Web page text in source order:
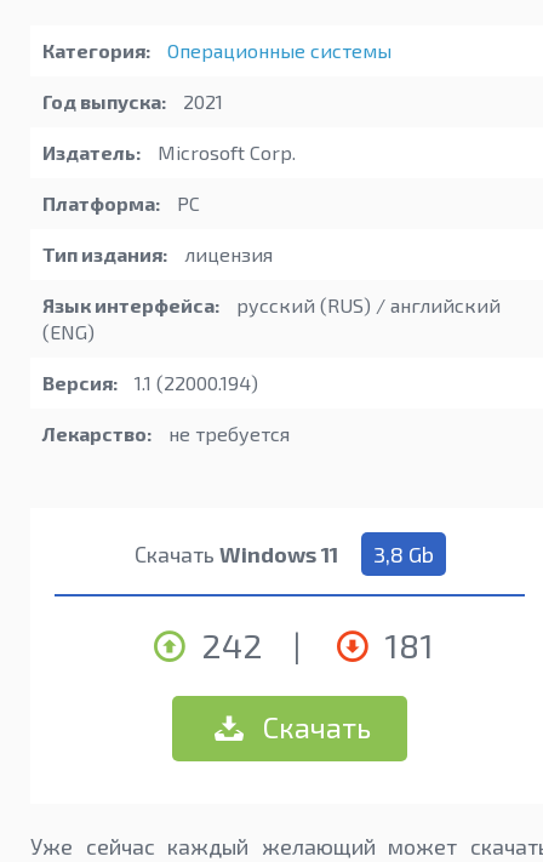
Категория: Операционные системы
Год выпуска: 2021
Издатель: Microsoft Corp.
Платформа: PC
Тип издания: лицензия
Язык интерфейса:
русский (RUS) / английский
(ENG)
Версия: 1.1 (22000.194)
Лекарство: не требуется
Скачать Windows 11 3,8 Gb
242 | 181
Скачать
Уже сейчас каждый желающий может